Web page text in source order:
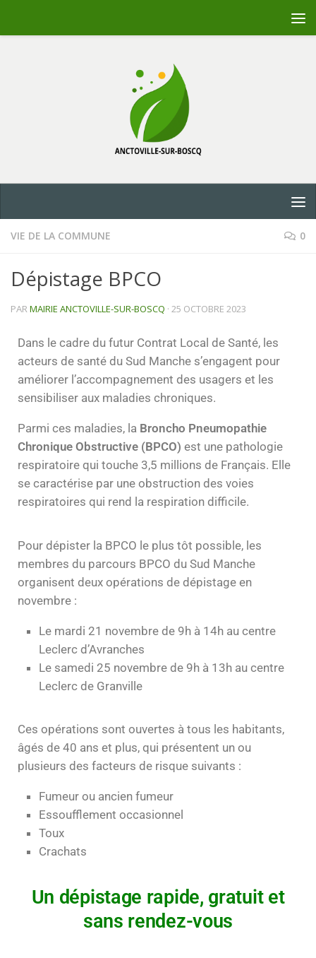
VIE DE LA COMMUNE 0
Dépistage BPCO
PARMAIRIE ANCTOVILLE-SUR-BOSCQ · 25 OCTOBRE 2023
Dans le cadre du futur Contrat Local de Santé, les
acteurs de santé du Sud Manche s’engagent pour
améliorer l’accompagnement des usagers et les
sensibiliser aux maladies chroniques.
Parmi ces maladies, la Broncho Pneumopathie
Chronique Obstructive (BPCO) est une pathologie
respiratoire qui touche 3,5 millions de Français. Elle
se caractérise par une obstruction des voies
respiratoires qui rend la respiration difficile.
Pour dépister la BPCO le plus tôt possible, les
membres du parcours BPCO du Sud Manche
organisent deux opérations de dépistage en
novembre :
Le mardi 21 novembre de 9h à 14h au centre
Leclerc d’Avranches
Le samedi 25 novembre de 9h à 13h au centre
Leclerc de Granville
Ces opérations sont ouvertes à tous les habitants,
âgés de 40 ans et plus, qui présentent un ou
plusieurs des facteurs de risque suivants :
Fumeur ou ancien fumeur
Essoufflement occasionnel
Toux
Crachats
Un dépistage rapide, gratuit et
sans rendez-vous